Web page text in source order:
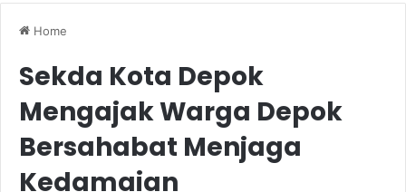
Home
Sekda Kota Depok
Mengajak Warga Depok
Bersahabat Menjaga
Kedamaian